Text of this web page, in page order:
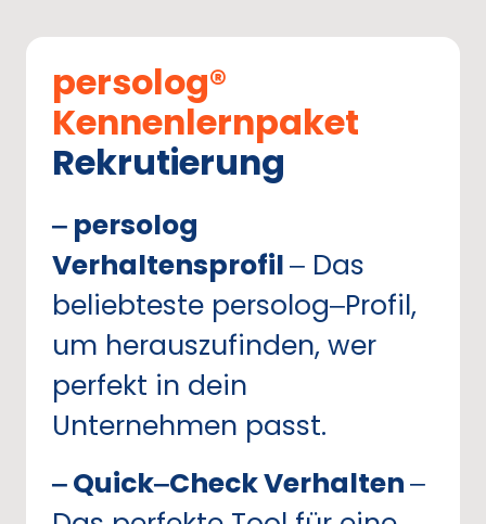
Kennenlernpaket
Rekrutierung
‒
Verhaltensprofil ‒
beliebteste persolog‒
um herauszufinden,
perfekt in
Unternehmen passt.
‒Quick‒Check Verhalten ‒